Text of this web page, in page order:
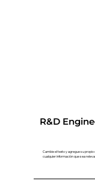
R&D
Cambie el texto y agregue su propio
cualquier información que sea